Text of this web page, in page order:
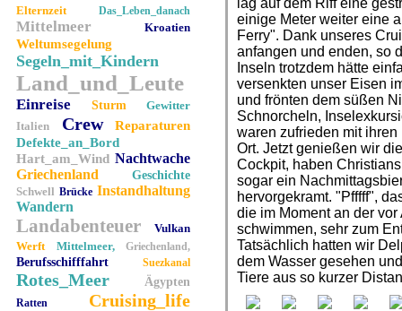
Elternzeit Das_Leben_danach
Mittelmeer Kroatien
Weltumsegelung
Segeln_mit_Kindern
Land_und_Leute
Einreise Sturm
Gewitter
Italien
Crew
Reparaturen
Defekte_an_Bord
Hart_am_Wind Nachtwache
Griechenland
Geschichte
Schwell Brücke Instandhaltung
Wandern
Landabenteuer
Vulkan
Werft
Mittelmeer, Griechenland,
Berufsschifffahrt Suezkanal
Rotes_Meer Ägypten
Ratten Cruising_life
lag auf dem Riff eine
einige Meter weiter eine
Ferry". Dank unseres
anfangen und enden, so
Inseln trotzdem hätte
versenkten unser Eisen
und frönten dem süßen
Schnorcheln,
waren zufrieden mit
Ort. Jetzt genießen wir
Cockpit, haben
sogar ein
hervorgekramt. "Pfffff",
die im Moment an der
schwimmen, sehr zum
Tatsächlich hatten wir
dem Wasser gesehen
Tiere aus so kurzer